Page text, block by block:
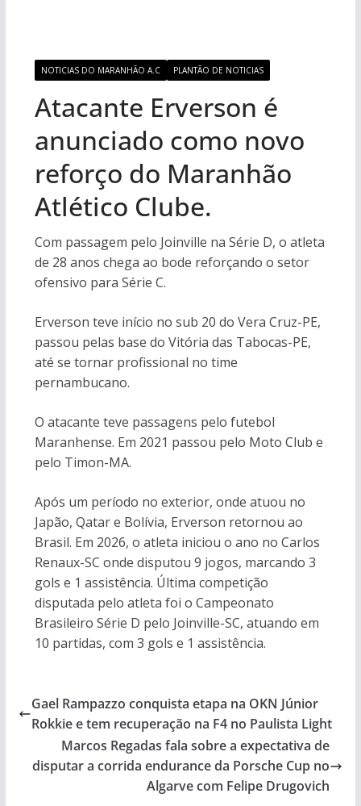
NOTICIAS DO MARANHÃO A.C PLANTÃO DE NOTICIAS
Atacante Erverson é
anunciado como novo
reforço do Maranhão
Atlético Clube.
Com passagem pelo Joinville na Série D, o atleta
de 28 anos chega ao bode reforçando o setor
ofensivo para Série C.
Erverson teve início no sub 20 do Vera Cruz-PE,
passou pelas base do Vitória das Tabocas-PE,
até se tornar profissional no time
pernambucano.
O atacante teve passagens pelo futebol
Maranhense. Em 2021 passou pelo Moto Club e
pelo Timon-MA.
Após um período no exterior, onde atuou no
Japão, Qatar e Bolívia, Erverson retornou ao
Brasil. Em 2026, o atleta iniciou o ano no Carlos
Renaux-SC onde disputou 9 jogos, marcando 3
gols e 1 assistência. Última competição
disputada pelo atleta foi o Campeonato
Brasileiro Série D pelo Joinville-SC, atuando em
10 partidas, com 3 gols e 1 assistência.
Gael Rampazzo conquista etapa na OKN Júnior
Rokkie e tem recuperação na F4 no Paulista Light
Marcos Regadas fala sobre a expectativa de
disputar a corrida endurance da Porsche Cup no
Algarve com Felipe Drugovich